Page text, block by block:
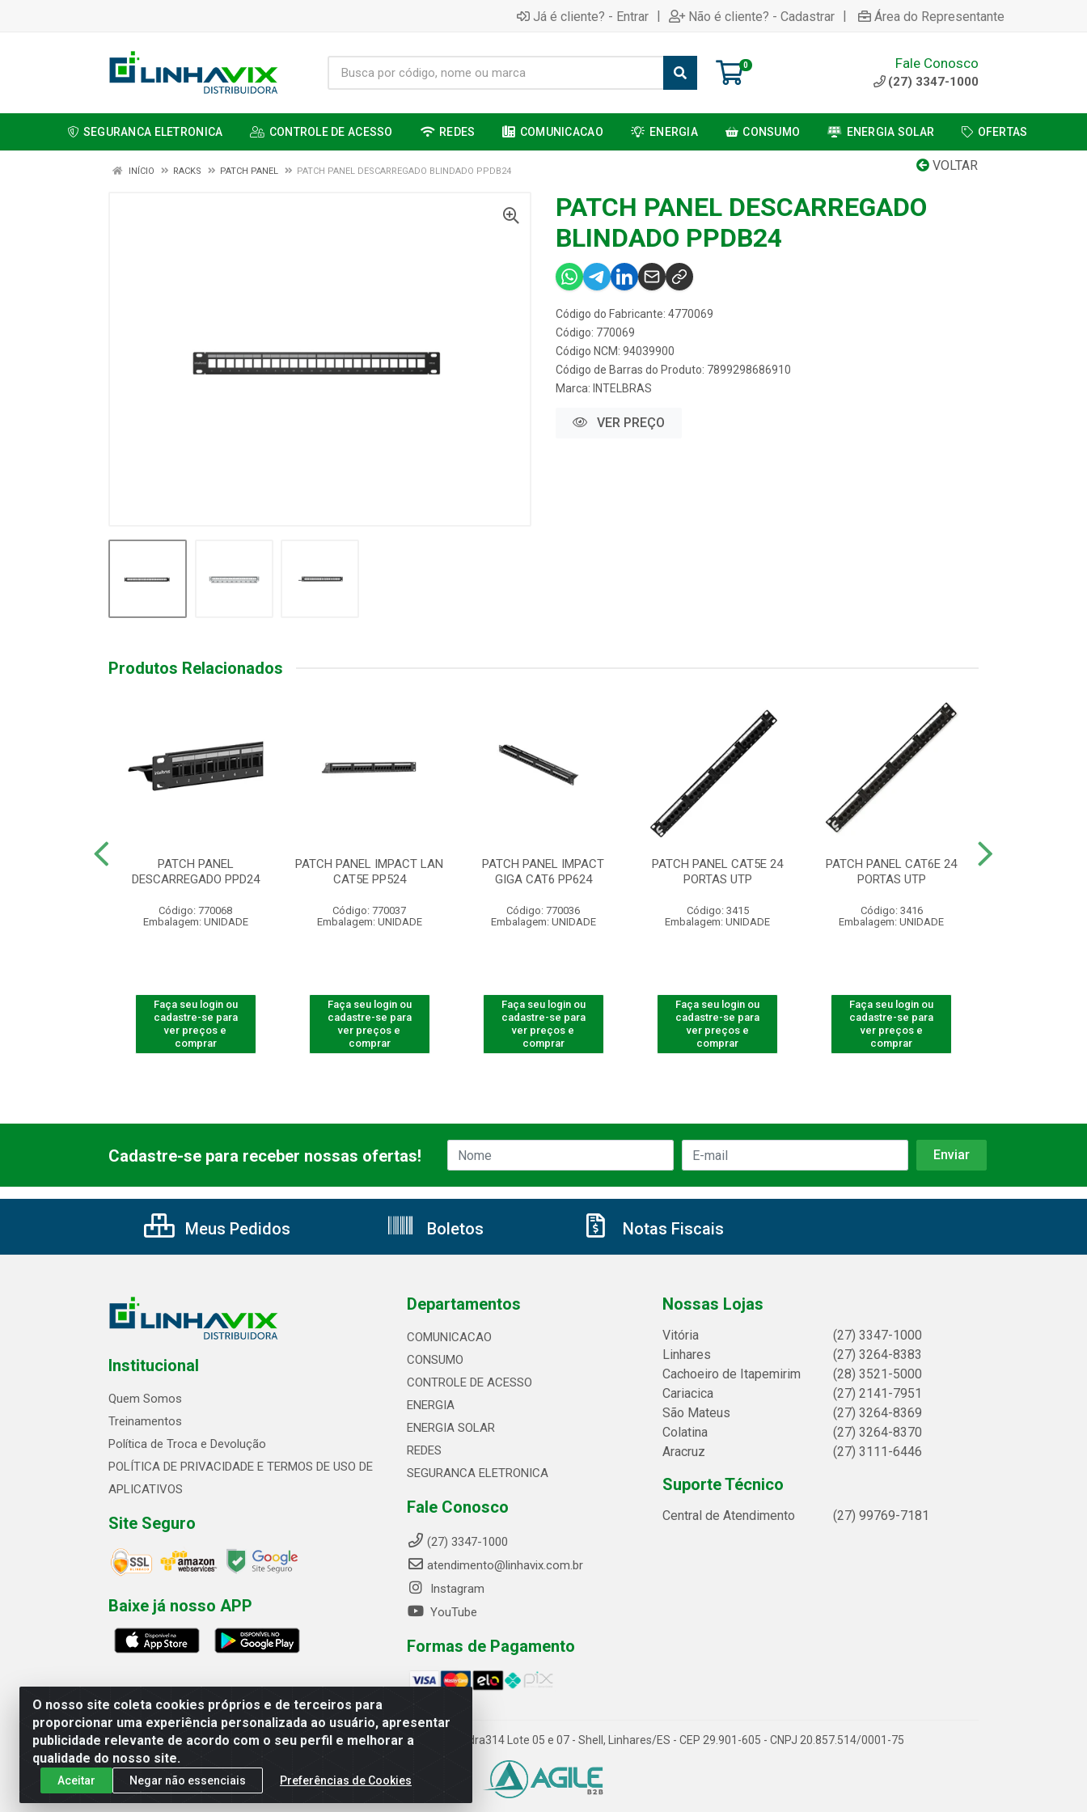
Já é cliente? - Entrar | Não é cliente? - Cadastrar | Área do Representante
0 Fale Conosco
(27) 3347-1000
SEGURANCA ELETRONICA CONTROLE DE ACESSO REDES COMUNICACAO ENERGIA CONSUMO ENERGIA SOLAR OFERTAS
VOLTAR
INÍCIO RACKS PATCH PANEL PATCH PANEL DESCARREGADO BLINDADO PPDB24
PATCH PANEL DESCARREGADO
BLINDADO PPDB24
Código do Fabricante: 4770069
Código: 770069
Código NCM: 94039900
Código de Barras do Produto: 7899298686910
Marca: INTELBRAS
VER PREÇO
Produtos Relacionados
PATCH PANEL
DESCARREGADO PPD24
Código: 770068
Embalagem: UNIDADE
Faça seu login ou
cadastre-se para
ver preços e
comprar
PATCH PANEL IMPACT LAN
CAT5E PP524
Código: 770037
Embalagem: UNIDADE
Faça seu login ou
cadastre-se para
ver preços e
comprar
PATCH PANEL IMPACT
GIGA CAT6 PP624
Código: 770036
Embalagem: UNIDADE
Faça seu login ou
cadastre-se para
ver preços e
comprar
PATCH PANEL CAT5E 24
PORTAS UTP
Código: 3415
Embalagem: UNIDADE
Faça seu login ou
cadastre-se para
ver preços e
comprar
PATCH PANEL CAT6E 24
PORTAS UTP
Código: 3416
Embalagem: UNIDADE
Faça seu login ou
cadastre-se para
ver preços e
comprar
O nosso site coleta cookies próprios e de terceiros para
proporcionar uma experiência personalizada ao usuário, apresentar
publicidade relevante de acordo com o seu perfil e melhorar a
qualidade do nosso site.
Aceitar Negar não essenciais Preferências de Cookies
Cadastre-se para receber nossas ofertas!
Meus Pedidos Boletos Notas Fiscais
Institucional
Quem Somos
Treinamentos
Política de Troca e Devolução
POLÍTICA DE PRIVACIDADE E TERMOS DE USO DE
APLICATIVOS
Site Seguro
Baixe já nosso APP
Departamentos
COMUNICACAO
CONSUMO
CONTROLE DE ACESSO
ENERGIA
ENERGIA SOLAR
REDES
SEGURANCA ELETRONICA
Fale Conosco
(27) 3347-1000
atendimento@linhavix.com.br
Instagram
YouTube
Formas de Pagamento
Nossas Lojas
Vitória
(27) 3347-1000
Linhares
(27) 3264-8383
Cachoeiro de Itapemirim
(28) 3521-5000
Cariacica
(27) 2141-7951
São Mateus
(27) 3264-8369
Colatina
(27) 3264-8370
Aracruz
(27) 3111-6446
Suporte Técnico
Central de Atendimento (27) 99769-7181
Linhavix Distribuidora LTDA - Avenida Alegre, 2521 - Quadra314 Lote 05 e 07 - Shell, Linhares/ES - CEP 29.901-605 - CNPJ 20.857.514/0001-75